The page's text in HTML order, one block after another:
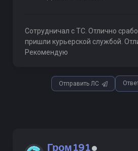
Сотрудничал с ТС. Отлично
пришли курьерской службой.
Рекомендую
Отправить ЛС
Гром191